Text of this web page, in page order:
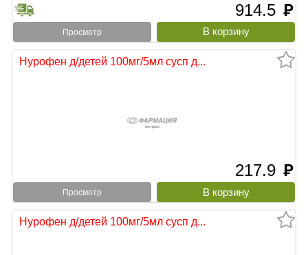
914.5 руб
Просмотр
Нурофен д/детей 100мг/5мл сусп д...
217.9 руб
Просмотр
Нурофен д/детей 100мг/5мл сусп д...